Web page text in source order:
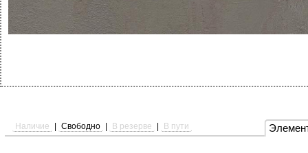
Наличие Свободно В резерве В пути